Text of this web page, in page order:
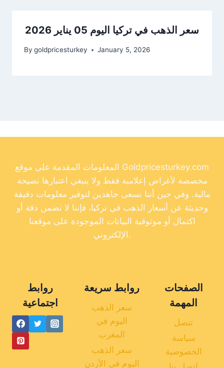
سعر الذهب في تركيا اليوم 05 يناير 2026
By goldpricesturkey January 5, 2026
المعلومات المقدمة على موقع Goldpricesturkey.com
مخصصة لأغراض إعلامية فقط ولا ينبغي اعتبارها نصيحة
مالية. وفي حين أننا نسعى جاهدين لتوفير معلومات دقيقة
وحديثة عن أسعار الذهب في تركيا، فإننا لا نضمن دقة أو
اكتمال أو موثوقية البيانات الموجودة على موقعنا
الإلكتروني.
روابط
اجتماعية
روابط سريعة
سعر الذهب
اليوم في
المغرب
سعر الذهب
اليوم في الأردن
الصفحات
المهمة
تنصل
سياسة
الخصوصية